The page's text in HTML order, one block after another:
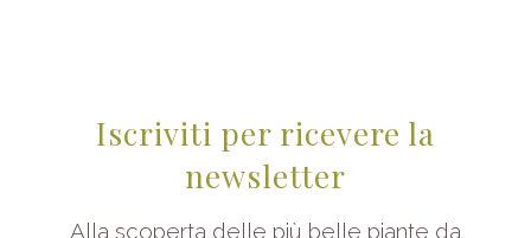
Iscriviti per ricevere la
newsletter
Alla scoperta delle più belle piante da